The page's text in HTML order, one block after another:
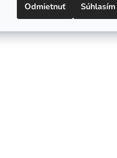
Odmietnuť Súhlasím